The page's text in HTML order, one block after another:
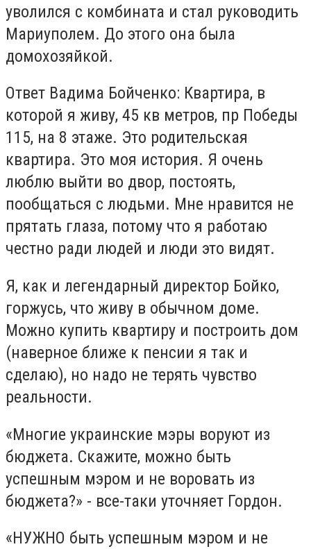
уволился с комбината и стал руководить
Мариуполем. До этого она была
домохозяйкой.
Ответ Вадима Бойченко: Квартира, в
которой я живу, 45 кв метров, пр Победы
115, на 8 этаже. Это родительская
квартира. Это моя история. Я очень
люблю выйти во двор, постоять,
пообщаться с людьми. Мне нравится не
прятать глаза, потому что я работаю
честно ради людей и люди это видят.
Я, как и легендарный директор Бойко,
горжусь, что живу в обычном доме.
Можно купить квартиру и построить дом
(наверное ближе к пенсии я так и
сделаю), но надо не терять чувство
реальности.
«Многие украинские мэры воруют из
бюджета. Скажите, можно быть
успешным мэром и не воровать из
бюджета?» - все-таки уточняет Гордон.
«НУЖНО быть успешным мэром и не